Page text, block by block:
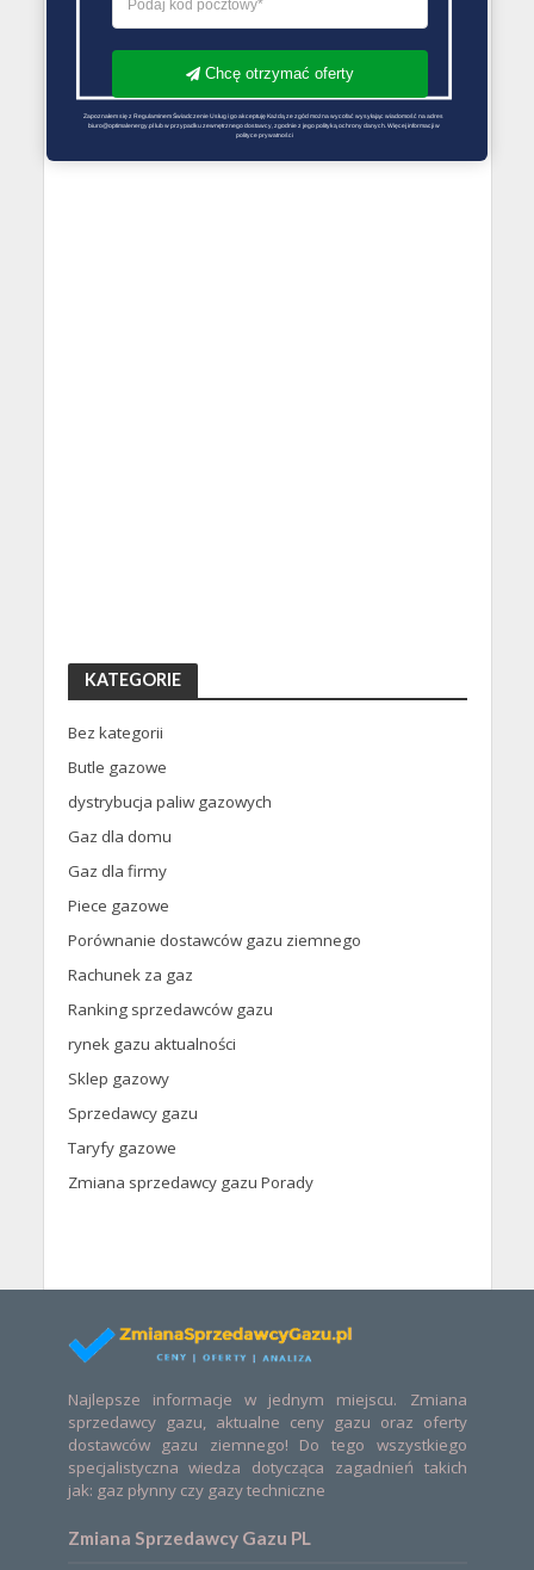
KATEGORIE
Bez kategorii
Butle gazowe
dystrybucja paliw gazowych
Gaz dla domu
Gaz dla firmy
Piece gazowe
Porównanie dostawców gazu ziemnego
Rachunek za gaz
Ranking sprzedawców gazu
rynek gazu aktualności
Sklep gazowy
Sprzedawcy gazu
Taryfy gazowe
Zmiana sprzedawcy gazu Porady
Najlepsze informacje w jednym miejscu. Zmiana
sprzedawcy gazu, aktualne ceny gazu oraz oferty
dostawców gazu ziemnego! Do tego wszystkiego
specjalistyczna wiedza dotycząca zagadnień takich
jak: gaz płynny czy gazy techniczne
Zmiana Sprzedawcy Gazu PL
Chcę otrzymać oferty
Zapoznałem się z Regulaminem Świadczenie Usług i go akceptuję Każdą ze zgód można wycofać wysyłając wiadomość na adres
biuro@optimalenergy.pl lub w przypadku zewnętrznego dostawcy, zgodnie z jego polityką ochrony danych. Więcej informacji w
polityce prywatności